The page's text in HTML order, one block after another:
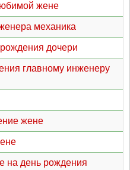
жене
механика
дочери
главному инженеру
жене
на день рождения